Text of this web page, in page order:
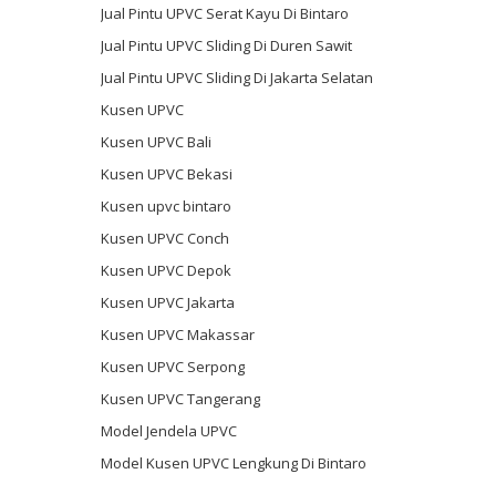
Jual Pintu UPVC Serat Kayu Di Bintaro
Jual Pintu UPVC Sliding Di Duren Sawit
Jual Pintu UPVC Sliding Di Jakarta Selatan
Kusen UPVC
Kusen UPVC Bali
Kusen UPVC Bekasi
Kusen upvc bintaro
Kusen UPVC Conch
Kusen UPVC Depok
Kusen UPVC Jakarta
Kusen UPVC Makassar
Kusen UPVC Serpong
Kusen UPVC Tangerang
Model Jendela UPVC
Model Kusen UPVC Lengkung Di Bintaro